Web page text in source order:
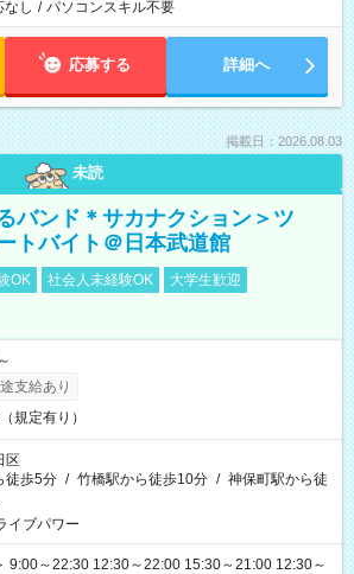
なし / パソコンスキル不要
応募する 詳細へ
掲載日：2026.08.03
未読
バンド＊サカナクション＞ツ
トバイト＠日本武道館
OK 社会人未経験OK
大学生歓迎
支給あり
規定有り）
区
徒歩5分 / 竹橋駅から徒歩10分 / 神保町駅から徒
イブパワー
9:00～22:30 12:30～22:00 15:30～21:00 12:30～